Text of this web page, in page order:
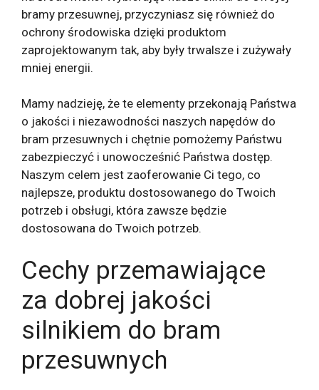
bramy przesuwnej, przyczyniasz się również do
ochrony środowiska dzięki produktom
zaprojektowanym tak, aby były trwalsze i zużywały
mniej energii.
Mamy nadzieję, że te elementy przekonają Państwa
o jakości i niezawodności naszych napędów do
bram przesuwnych i chętnie pomożemy Państwu
zabezpieczyć i unowocześnić Państwa dostęp.
Naszym celem jest zaoferowanie Ci tego, co
najlepsze, produktu dostosowanego do Twoich
potrzeb i obsługi, która zawsze będzie
dostosowana do Twoich potrzeb.
Cechy przemawiające
za dobrej jakości
silnikiem do bram
przesuwnych